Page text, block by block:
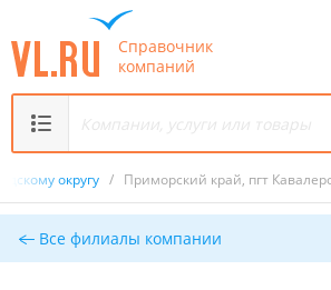
Справочник
компаний
округу / Приморский край, пгт
Все филиалы компании